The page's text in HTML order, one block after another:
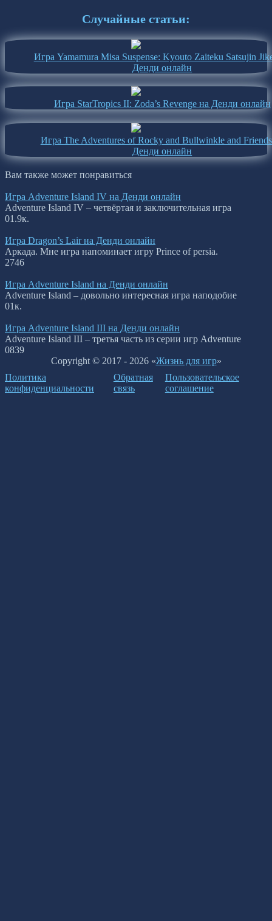
Случайные статьи:
Игра Yamamura Misa Suspense: Kyouto Zaiteku Satsujin
Денди онлайн
Игра StarTropics II: Zoda’s Revenge на Денди онлайн
Игра The Adventures of Rocky and Bullwinkle and
Денди онлайн
Вам также может понравиться
Игра Adventure Island IV на Денди онлайн
Adventure Island IV – четвёртая и заключительная игра
01.9к.
Игра Dragon’s Lair на Денди онлайн
Аркада. Мне игра напоминает игру Prince of persia.
2746
Игра Adventure Island на Денди онлайн
Adventure Island – довольно интересная игра наподобие
01к.
Игра Adventure Island III на Денди онлайн
Adventure Island III – третья часть из серии игр Adventure
0839
Copyright © 2017 - 2026 «Жизнь для игр»
Политика
конфиденциальности
Обратная
связь
Пользовательское
соглашение